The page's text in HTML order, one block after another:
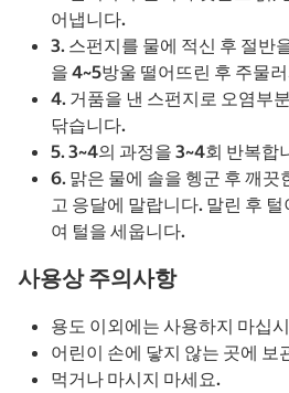
어냅니다.
3. 스펀지를 물에 적신 후 절반
을 4~5방울 떨어뜨린 후 주물
4. 거품을 낸 스펀지로 오염부
닦습니다.
5. 3~4의 과정을 3~4회 반복합
6. 맑은 물에 솔을 헹군 후 깨끗
고 응달에 말랍니다. 말린 후
여 털을 세웁니다.
사용상 주의사항
용도 이외에는 사용하지 마십
어린이 손에 닿지 않는 곳에 보
먹거나 마시지 마세요.